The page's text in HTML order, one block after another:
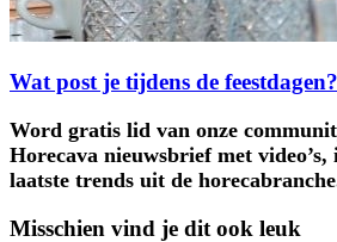
Wat post je tijdens de feestdagen?
Word gratis lid van onze
Horecava nieuwsbrief met video’s,
laatste trends uit de
Misschien vind je dit ook leuk